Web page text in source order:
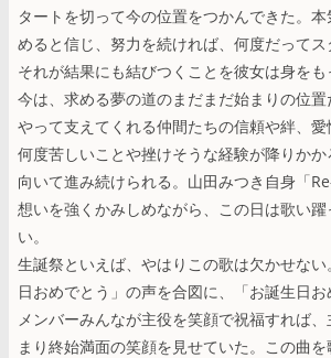
タートを切って今の位置をつかんできた。
めると信じ、努力を続ければ、何度だってス
それが結果にも結びつくことを彼女は身をも
今は、求める夢の道のまだまだ始まりの位置
やって支えてくれる仲間たちの信頼や絆、愛
何度苦しいことや挫けそうな経験が降りか
向いて進み続けられる。山田みつき自身「
想いを強くかみしめながら、この日は歌い
い。
生誕祭といえば、やはりこの歌は欠かせな
日おめでとう」の声を合図に、「お誕生日お
メンバーみんなが主役を笑顔で祝福すれば
まり終始満面の笑顔を見せていた。この曲